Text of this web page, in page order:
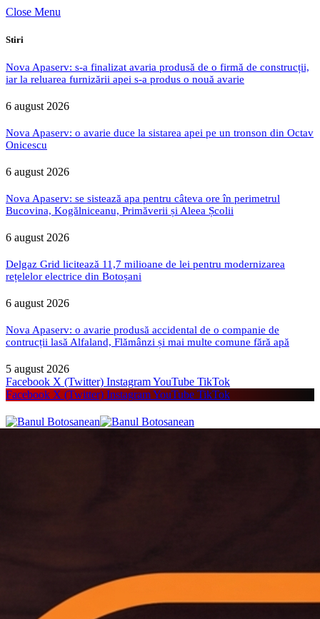
Close Menu
Stiri
Nova Apaserv: s-a finalizat avaria produsă de o firmă de construcții,
iar la reluarea furnizării apei s-a produs o nouă avarie
6 august 2026
Nova Apaserv: o avarie duce la sistarea apei pe un tronson din Octav
Onicescu
6 august 2026
Nova Apaserv: se sistează apa pentru câteva ore în perimetrul
Bucovina, Kogălniceanu, Primăverii și Aleea Școlii
6 august 2026
Delgaz Grid licitează 11,7 milioane de lei pentru modernizarea
rețelelor electrice din Botoșani
6 august 2026
Nova Apaserv: o avarie produsă accidental de o companie de
contrucții lasă Alfaland, Flămânzi și mai multe comune fără apă
5 august 2026
Facebook X (Twitter) InstagramYouTube TikTok
Facebook X (Twitter) InstagramYouTube TikTok